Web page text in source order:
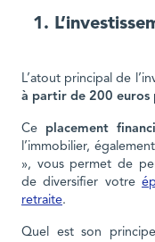
1.
L’atout principal de
à partir de 200 euros
Ce placement
l’immobilier,
», vous permet de
de diversifier votre
retraite.
Quel est son